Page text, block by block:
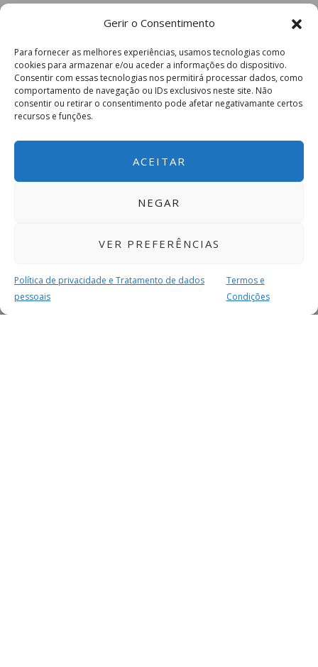
Gerir o Consentimento
Para fornecer as melhores experiências, usamos tecnologias como
cookies para armazenar e/ou aceder a informações do dispositivo.
Consentir com essas tecnologias nos permitirá processar dados, como
comportamento de navegação ou IDs exclusivos neste site. Não
consentir ou retirar o consentimento pode afetar negativamante certos
recursos e funções.
ACEITAR
NEGAR
VER PREFERÊNCIAS
Política de privacidade e Tratamento de dados
pessoais
Termos e
Condições